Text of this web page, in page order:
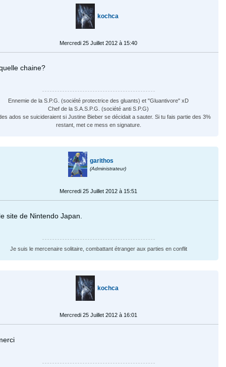
kochca
Mercredi 25 Juillet 2012 à 15:40
chaine?
Ennemie de la S.P.G. (société protectrice des gluants) et "Gluantivore" xD
Chef de la S.A.S.P.G. (société anti S.P.G)
ados se suicideraient si Justine Bieber se décidait a sauter. Si tu fais partie des 3%
restant, met ce mess en signature.
garithos
(Administrateur)
Mercredi 25 Juillet 2012 à 15:51
site de Nintendo Japan.
Je suis le mercenaire solitaire, combattant étranger aux parties en conflit
kochca
Mercredi 25 Juillet 2012 à 16:01